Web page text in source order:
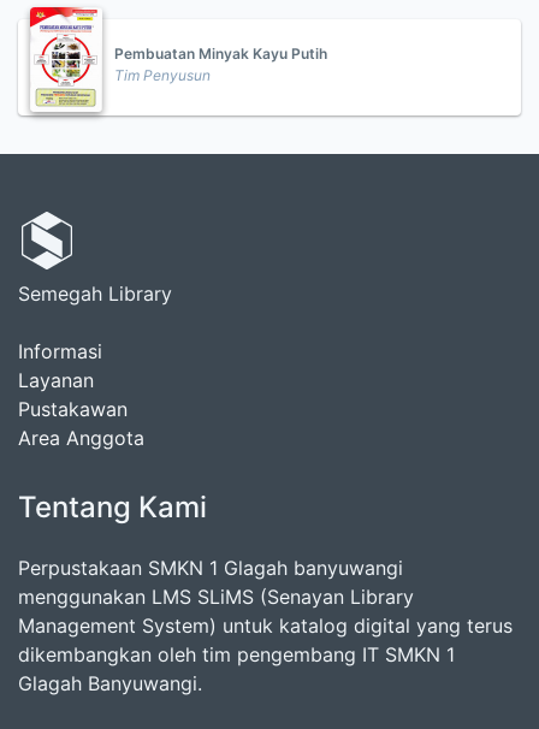
Pembuatan Minyak Kayu Putih
Tim Penyusun
Semegah Library
Informasi
Layanan
Pustakawan
Area Anggota
Tentang Kami
Perpustakaan SMKN 1 Glagah banyuwangi
menggunakan LMS SLiMS (Senayan Library
Management System) untuk katalog digital yang terus
dikembangkan oleh tim pengembang IT SMKN 1
Glagah Banyuwangi.